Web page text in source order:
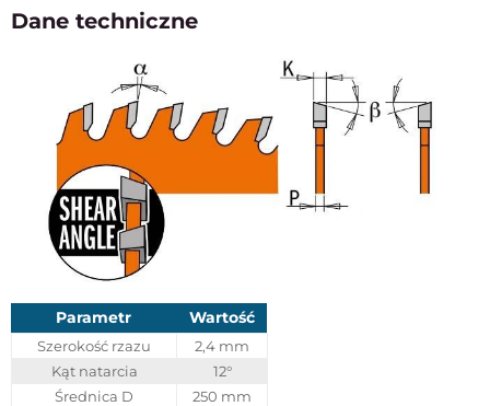
Dane techniczne
Parametr Wartość
Szerokość rzazu
2,4 mm
Kąt natarcia
12°
Średnica D
250 mm